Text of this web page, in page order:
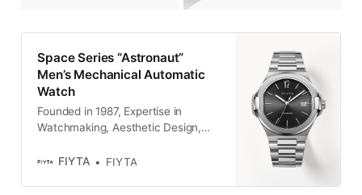
Space Series “Astronaut”
Men’s Mechanical Automatic
Watch
Founded in 1987, Expertise in
Watchmaking, Aesthetic Design,
FIYTA
FIYTA